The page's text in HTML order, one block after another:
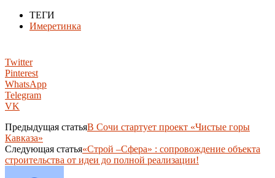
ТЕГИ
Имеретинка
Twitter
Pinterest
WhatsApp
Telegram
VK
Предыдущая статьяВ Сочи стартует проект «Чистые горы
Кавказа»
Следующая статья«Строй –Сфера» : сопровождение объекта
строительства от идеи до полной реализации!